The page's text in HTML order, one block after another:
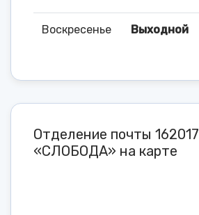
Воскресенье Выходной
Отделение почты 162017
«СЛОБОДА» на карте